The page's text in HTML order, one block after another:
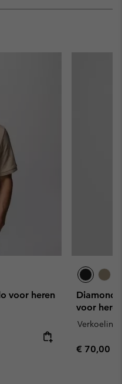
or
voor heren
Diamond
voor heren
Verkoeling
Regular
€ 70,00